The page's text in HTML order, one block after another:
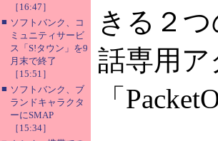
［16:47］
■ ソフトバンク、コ
ミュニティサービ
ス「S!タウン」を9
月末で終了
［15:51］
■ ソフトバンク、ブ
ランドキャラクタ
ーにSMAP
［15:34］
きる２
話専用
「